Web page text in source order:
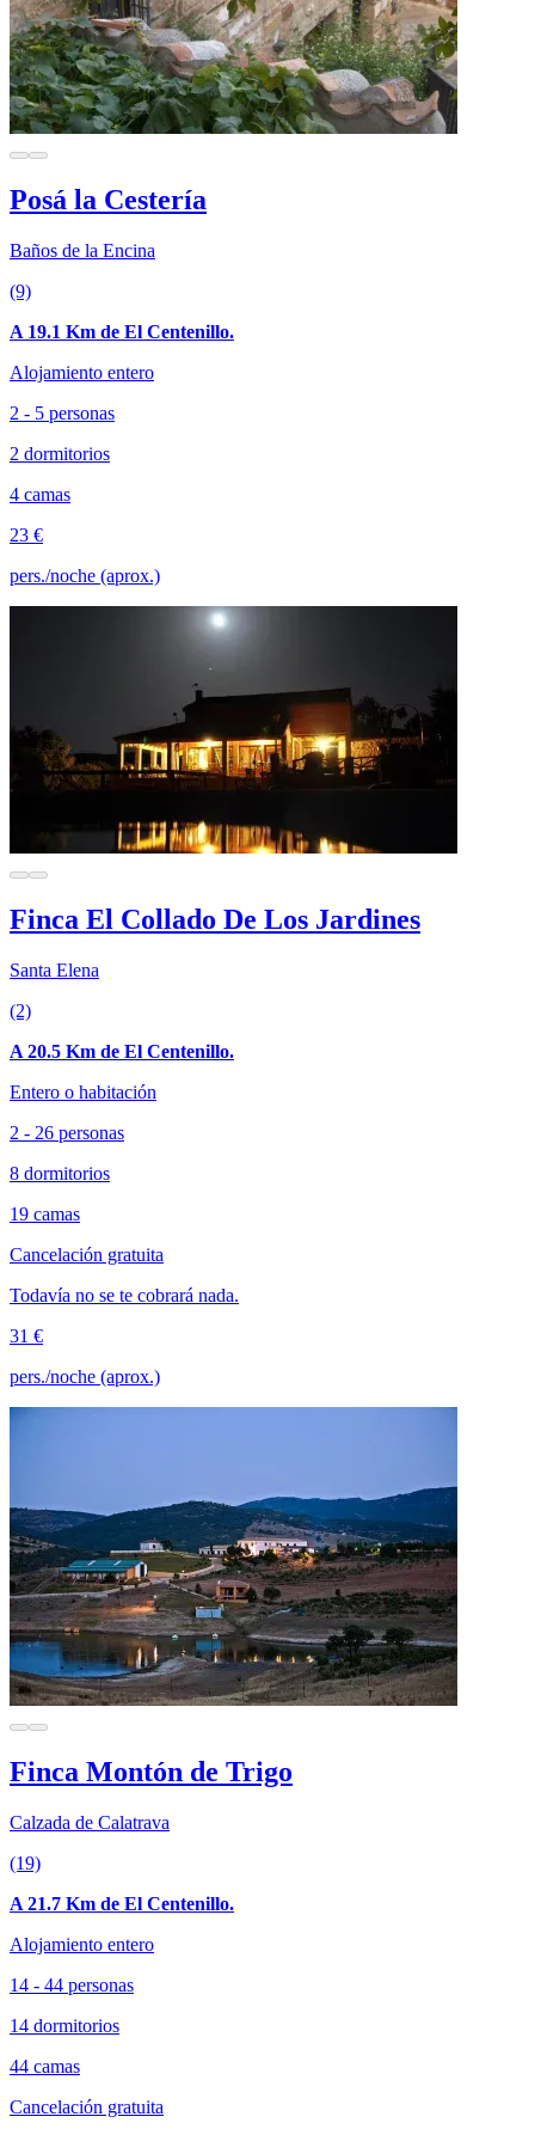
Posá la Cestería
Baños de la Encina
(9)
A 19.1 Km de El Centenillo.
Alojamiento entero
2 - 5 personas
2 dormitorios
4 camas
23 €
pers./noche (aprox.)
Finca El Collado De Los Jardines
Santa Elena
(2)
A 20.5 Km de El Centenillo.
Entero o habitación
2 - 26 personas
8 dormitorios
19 camas
Cancelación gratuita
Todavía no se te cobrará nada.
31 €
pers./noche (aprox.)
Finca Montón de Trigo
Calzada de Calatrava
(19)
A 21.7 Km de El Centenillo.
Alojamiento entero
14 - 44 personas
14 dormitorios
44 camas
Cancelación gratuita